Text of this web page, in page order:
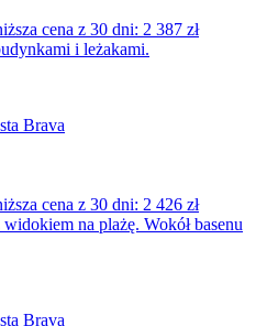
cena z 30 dni: 2 387 zł
Brava
cena z 30 dni: 2 426 zł
Brava